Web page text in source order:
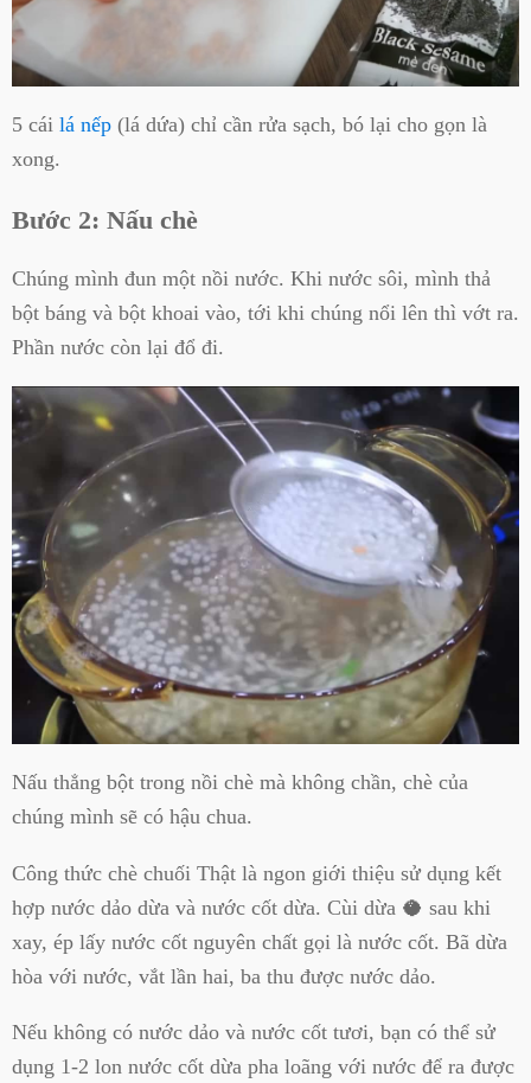
5 cái lá nếp (lá dứa) chỉ cần rửa sạch, bó lại cho gọn là
xong.
Bước 2: Nấu chè
Chúng mình đun một nồi nước. Khi nước sôi, mình thả
bột báng và bột khoai vào, tới khi chúng nổi lên thì vớt ra.
Phần nước còn lại đổ đi.
Nấu thẳng bột trong nồi chè mà không chần, chè của
chúng mình sẽ có hậu chua.
Công thức chè chuối Thật là ngon giới thiệu sử dụng kết
hợp nước dảo dừa và nước cốt dừa. Cùi dừa 🥥 sau khi
xay, ép lấy nước cốt nguyên chất gọi là nước cốt. Bã dừa
hòa với nước, vắt lần hai, ba thu được nước dảo.
Nếu không có nước dảo và nước cốt tươi, bạn có thể sử
dụng 1-2 lon nước cốt dừa pha loãng với nước để ra được